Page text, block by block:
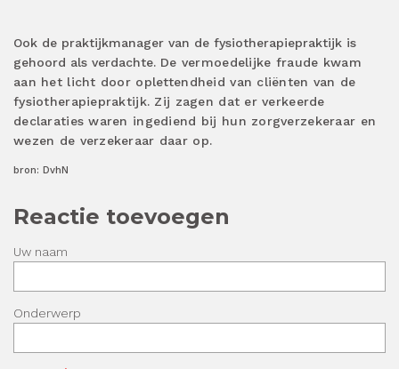
Ook de praktijkmanager van de fysiotherapiepraktijk is
gehoord als verdachte. De vermoedelijke fraude kwam
aan het licht door oplettendheid van cliënten van de
fysiotherapiepraktijk. Zij zagen dat er verkeerde
declaraties waren ingediend bij hun zorgverzekeraar en
wezen de verzekeraar daar op.
bron: DvhN
Reactie toevoegen
Uw naam
Onderwerp